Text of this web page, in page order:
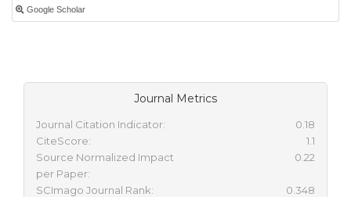
Google Scholar
Journal Metrics
Journal Citation Indicator:
0.18
CiteScore:
1.1
Source Normalized Impact
per Paper:
0.22
SCImago Journal Rank: 0.348